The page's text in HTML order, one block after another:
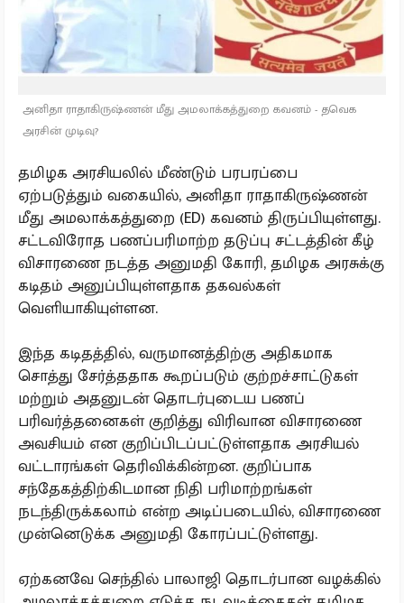
அனிதா ராதாகிருஷ்ணன் மீது அமலாக்கத்துறை கவனம் - தவெக
அரசின் முடிவு?
தமிழக அரசியலில் மீண்டும் பரபரப்பை
ஏற்படுத்தும் வகையில், அனிதா ராதாகிருஷ்ணன்
மீது அமலாக்கத்துறை (ED) கவனம் திருப்பியுள்ளது.
சட்டவிரோத பணப்பரிமாற்ற தடுப்பு சட்டத்தின் கீழ்
விசாரணை நடத்த அனுமதி கோரி, தமிழக அரசுக்கு
கடிதம் அனுப்பியுள்ளதாக தகவல்கள்
வெளியாகியுள்ளன.
இந்த கடிதத்தில், வருமானத்திற்கு அதிகமாக
சொத்து சேர்த்ததாக கூறப்படும் குற்றச்சாட்டுகள்
மற்றும் அதனுடன் தொடர்புடைய பணப்
பரிவர்த்தனைகள் குறித்து விரிவான விசாரணை
அவசியம் என குறிப்பிடப்பட்டுள்ளதாக அரசியல்
வட்டாரங்கள் தெரிவிக்கின்றன. குறிப்பாக
சந்தேகத்திற்கிடமான நிதி பரிமாற்றங்கள்
நடந்திருக்கலாம் என்ற அடிப்படையில், விசாரணை
முன்னெடுக்க அனுமதி கோரப்பட்டுள்ளது.
ஏற்கனவே செந்தில் பாலாஜி தொடர்பான வழக்கில்